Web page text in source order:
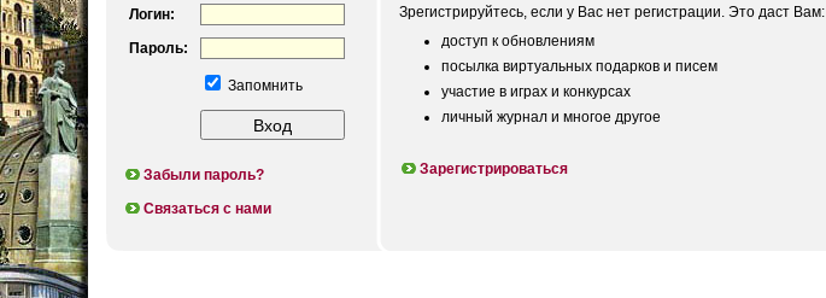
Логин:
Пароль:
Запомнить
Забыли пароль?
Связаться с нами
Зрегистрируйтесь, если у Вас нет регистрации. Это даст Вам:
доступ к обновлениям
посылка виртуальных подарков и писем
участие в играх и конкурсах
личный журнал и многое другое
Зарегистрироваться